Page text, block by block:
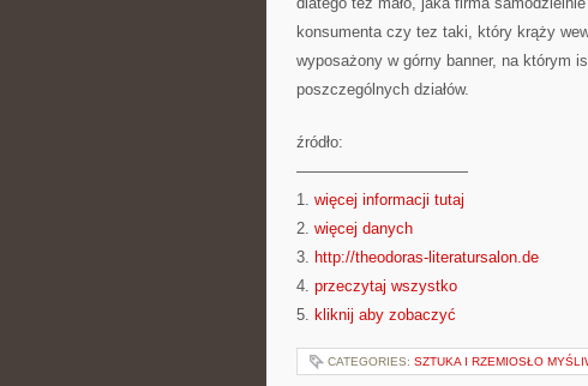
konsumenta czy tez taki, który krąży
wyposażony w górny banner, na którym
poszczególnych działów.
źródło:
———————————
1. więcej informacji tutaj
2. więcej danych
3. http://theodoras-literatursalon.de
4. przeczytaj wszystko
5. kliknij aby zobaczyć
CATEGORIES: SZTUKA I RZEMIOSŁO